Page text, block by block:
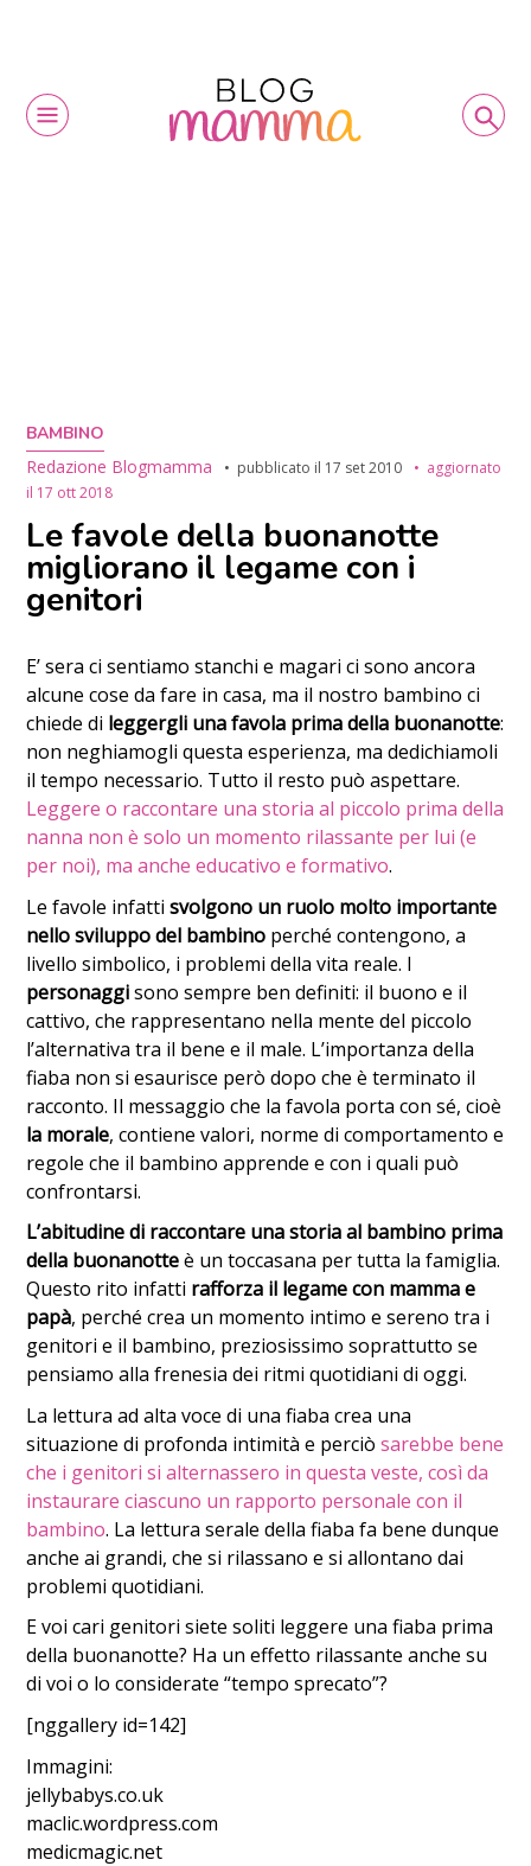
BAMBINO
Redazione Blogmamma
pubblicato il 17 set 2010
aggiornato
il 17 ott 2018
Le favole della buonanotte
migliorano il legame con i
genitori
E’ sera ci sentiamo stanchi e magari ci sono ancora
alcune cose da fare in casa, ma il nostro bambino ci
chiede di leggergli una favola prima della buonanotte:
non neghiamogli questa esperienza, ma dedichiamoli
il tempo necessario. Tutto il resto può aspettare.
Leggere o raccontare una storia al piccolo prima della
nanna non è solo un momento rilassante per lui (e
per noi), ma anche educativo e formativo.
Le favole infattisvolgono un ruolo molto importante
nello sviluppo del bambino perché contengono, a
livello simbolico, i problemi della vita reale. I
personaggisono sempre ben definiti: il buono e il
cattivo, che rappresentano nella mente del piccolo
l’alternativa tra il bene e il male. L’importanza della
fiaba non si esaurisce però dopo che è terminato il
racconto. Il messaggio che la favola porta con sé, cioè
la morale, contiene valori, norme di comportamento e
regole che il bambino apprende e con i quali può
confrontarsi.
L’abitudine di raccontare una storia al bambino prima
della buonanotteè un toccasana per tutta la famiglia.
Questo rito infatti rafforza il legame con mamma e
papà, perché crea un momento intimo e sereno tra i
genitori e il bambino, preziosissimo soprattutto se
pensiamo alla frenesia dei ritmi quotidiani di oggi.
La lettura ad alta voce di una fiaba crea una
situazione di profonda intimità e perciòsarebbe bene
che i genitori si alternassero in questa veste, così da
instaurare ciascuno un rapporto personale con il
bambino. La lettura serale della fiaba fa bene dunque
anche ai grandi, che si rilassano e si allontano dai
problemi quotidiani.
E voi cari genitori siete soliti leggere una fiaba prima
della buonanotte? Ha un effetto rilassante anche su
di voi o lo considerate “tempo sprecato”?
[nggallery id=142]
Immagini:
jellybabys.co.uk
maclic.wordpress.com
medicmagic.net